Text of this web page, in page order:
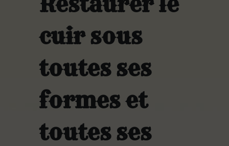
cuir sous
toutes ses
formes et
toutes ses